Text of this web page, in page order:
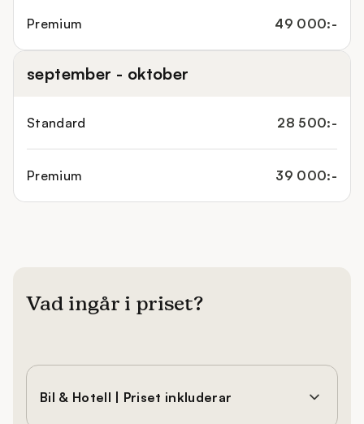
Premium 49 000:-
september - oktober
Standard 28 500:-
Premium 39 000:-
Vad ingår i priset?
Bil & Hotell | Priset inkluderar